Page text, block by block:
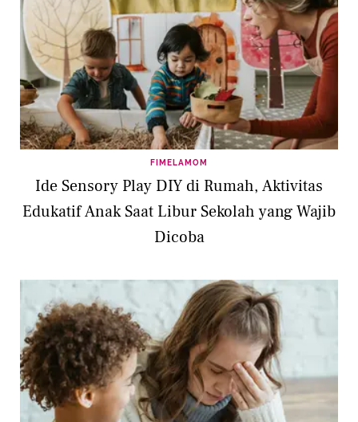
FIMELAMOM
Ide Sensory Play DIY di Rumah, Aktivitas
Edukatif Anak Saat Libur Sekolah yang Wajib
Dicoba